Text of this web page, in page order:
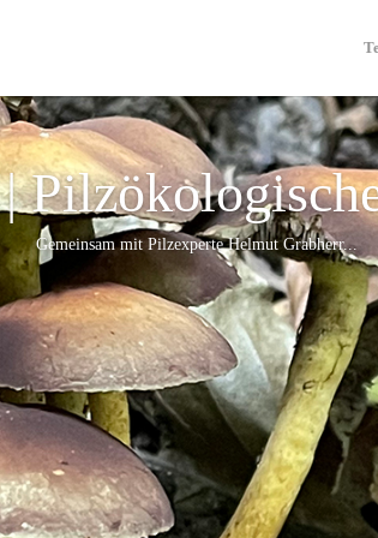
Gemeinsam mit Pilzexperte Helmut Grabherr...